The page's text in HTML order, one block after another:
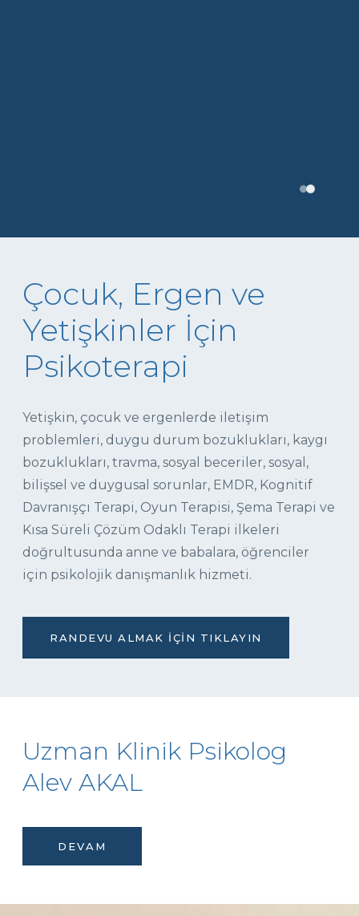
Çocuk, Ergen ve
Yetişkinler İçin
Psikoterapi
Yetişkin, çocuk ve ergenlerde iletişim
problemleri, duygu durum bozuklukları, kaygı
bozuklukları, travma, sosyal beceriler, sosyal,
bilişsel ve duygusal sorunlar, EMDR, Kognitif
Davranışçı Terapi, Oyun Terapisi, Şema Terapi ve
Kısa Süreli Çözüm Odaklı Terapi ilkeleri
doğrultusunda anne ve babalara, öğrenciler
için psikolojik danışmanlık hizmeti.
RANDEVU ALMAK İÇIN TIKLAYIN
Uzman Klinik Psikolog
Alev AKAL
DEVAM